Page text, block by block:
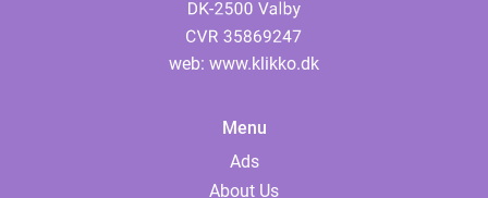
web: www.klikko.dk
Menu
Ads
About Us